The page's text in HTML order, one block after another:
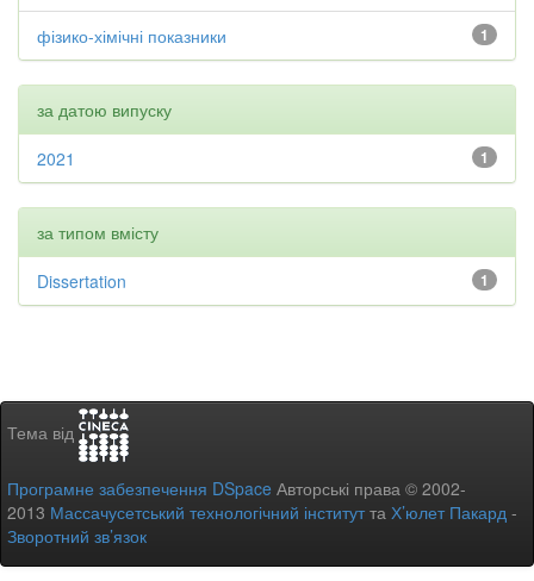
1
фізико-хімічні показники
за датою випуску
1
2021
за типом вмісту
1
Dissertation
Тема від
Програмне забезпечення DSpace Авторські права © 2002-
2013 Массачусетський технологічний інститутта Х’юлет Пакард -
Зворотний зв’язок